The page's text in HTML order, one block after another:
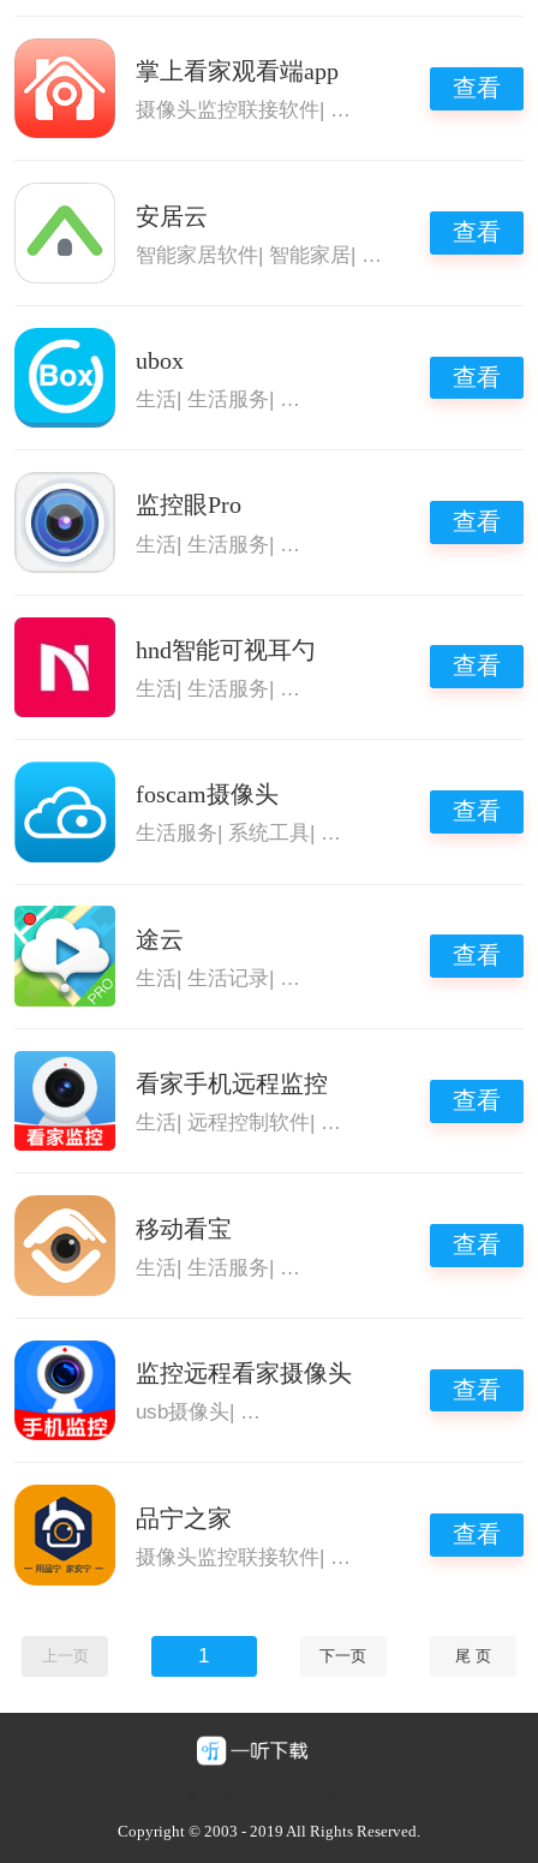
掌上看家观看端app
摄像头监控联接软件 监控摄像头app
查看
安居云
智能家居软件| 智能家居| 摄像头监控联接软
查看
ubox
生活 |生活服务 摄像头监控联接软件|监控
查看
监控眼Pro
生活|生活服务| 摄像头监控联接软件|监控
查看
hnd智能可视耳勺
生活|生活服务| 实用工具箱 摄像头监控联
查看
foscam摄像头
生活服务 系统工具 摄像头监控联接软件|
查看
途云
生活|生活记录| 摄像头监控联接软件|监控
查看
看家手机远程监控
生活 |远程控制软件 摄像头监控联接软件|
查看
移动看宝
生活|生活服务| 摄像头监控联接软件|监控
查看
监控远程看家摄像头
usb摄像头 摄像头监控联接软件 |监控摄像
查看
品宁之家
摄像头监控联接软件| 监控摄像头app
查看
上一页 1 下一页 尾 页
Copyright © 2003 - 2019 All Rights Reserved.